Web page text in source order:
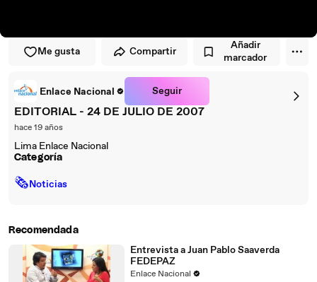
Me gusta Compartir
Añadir
marcador
Enlace Nacional Seguir
EDITORIAL - 24 DE JULIO DE 2007
hace 19 años
Lima Enlace Nacional
Categoría
🗞Noticias
Recomendada
Entrevista a Juan Pablo Saaverda
FEDEPAZ
Enlace Nacional